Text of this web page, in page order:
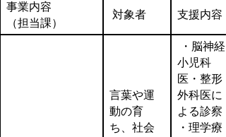
事業内容
（担当課）
対象者 支援内容
言葉や運
動の育
ち、社会
・脳神経
小児科
医・整形
外科医に
よる診察
・理学療